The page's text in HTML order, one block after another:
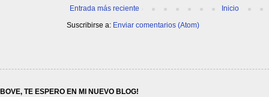
Entrada más reciente
Inicio
Suscribirse a: Enviar comentarios (Atom)
TE ESPERO EN MI NUEVO BLOG!